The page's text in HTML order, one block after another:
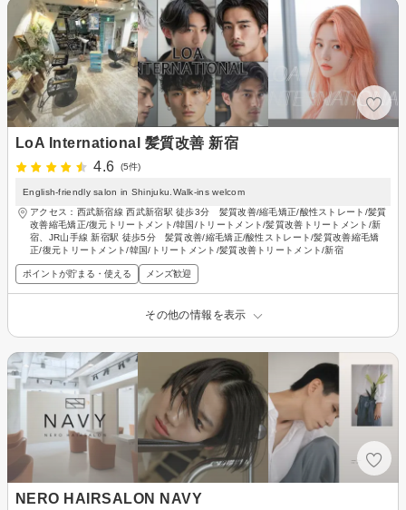
LoA International 髪質改善 新宿
4.6
(5件)
English-friendly salon in Shinjuku.Walk-ins welcom
アクセス：西武新宿線 西武新宿駅 徒歩3分 髪質改善/縮毛矯正/酸性ストレート/髪質
改善縮毛矯正/復元トリートメント/韓国/トリートメント/髪質改善トリートメント/新
宿、JR山手線 新宿駅 徒歩5分 髪質改善/縮毛矯正/酸性ストレート/髪質改善縮毛矯
正/復元トリートメント/韓国/トリートメント/髪質改善トリートメント/新宿
ポイントが貯まる・使える メンズ歓迎
その他の情報を表示
NERO HAIRSALON NAVY